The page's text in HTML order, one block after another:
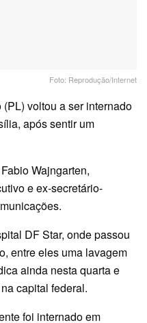
Foto: Reprodução/Internet
voltou a ser internado
após sentir um
Wajngarten,
e ex-secretário-
DF Star, onde passou
entre eles uma lavagem
ainda nesta quarta e
capital federal.
foi internado em